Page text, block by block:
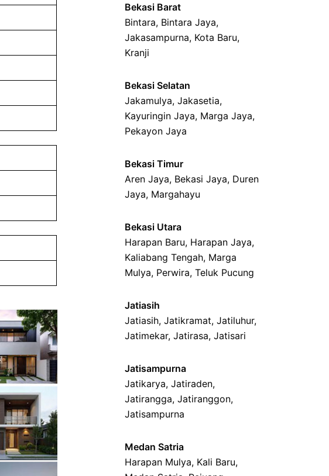
Bekasi Barat
Bintara, Bintara Jaya,
Jakasampurna, Kota Baru,
Kranji
Bekasi Selatan
Jakamulya, Jakasetia,
Kayuringin Jaya, Marga Jaya,
Pekayon Jaya
Bekasi Timur
Aren Jaya, Bekasi Jaya, Duren
Jaya, Margahayu
Bekasi Utara
Harapan Baru, Harapan Jaya,
Kaliabang Tengah, Marga
Mulya, Perwira, Teluk Pucung
Jatiasih
Jatiasih, Jatikramat, Jatiluhur,
Jatimekar, Jatirasa, Jatisari
Jatisampurna
Jatikarya, Jatiraden,
Jatirangga, Jatiranggon,
Jatisampurna
Medan Satria
Harapan Mulya, Kali Baru,